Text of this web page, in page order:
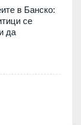
в Банско:
се
да